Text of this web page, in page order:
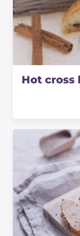
Hot cross